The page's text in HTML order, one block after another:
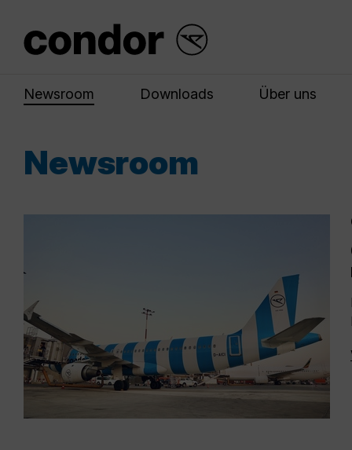
Newsroom Downloads Über uns
Newsroom